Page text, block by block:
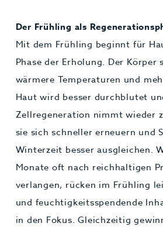
Der Frühling als
Mit dem Frühling beginnt für
Phase der Erholung. Der
wärmere Temperaturen und
Haut wird besser durchblutet
Zellregeneration nimmt wieder
sie sich schneller erneuern und
Winterzeit besser ausgleichen.
Monate oft nach reichhaltigen
verlangen, rücken im Frühling
und feuchtigkeitsspendende
in den Fokus. Gleichzeitig